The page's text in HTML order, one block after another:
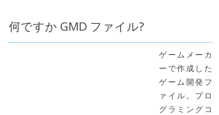
何ですか GMD ファイル?
ゲームメーカ
ーで作成した
ゲーム開発フ
ァイル。プロ
グラミングコ